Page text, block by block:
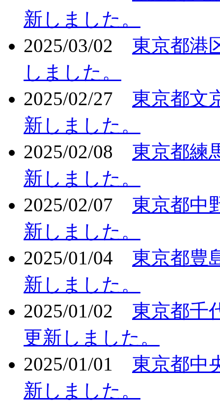
新しました。
2025/03/02
東京都港
しました。
2025/02/27
東京都文
新しました。
2025/02/08
東京都練
新しました。
2025/02/07
東京都中
新しました。
2025/01/04
東京都豊
新しました。
2025/01/02
東京都千
更新しました。
2025/01/01
東京都中
新しました。